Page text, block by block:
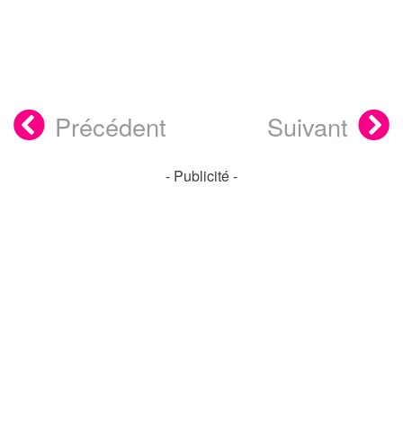
Précédent Suivant
- Publicité -